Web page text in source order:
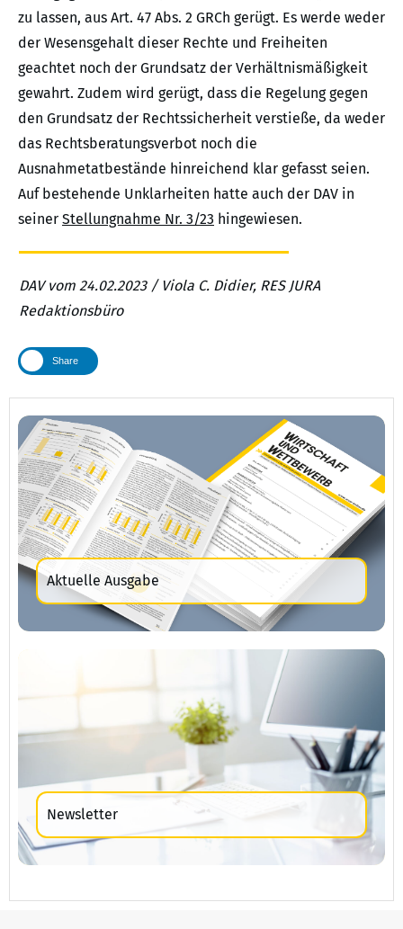
zu lassen, aus Art. 47 Abs. 2 GRCh gerügt. Es werde weder
der Wesensgehalt dieser Rechte und Freiheiten
geachtet noch der Grundsatz der Verhältnismäßigkeit
gewahrt. Zudem wird gerügt, dass die Regelung gegen
den Grundsatz der Rechtssicherheit verstieße, da weder
das Rechtsberatungsverbot noch die
Ausnahmetatbestände hinreichend klar gefasst seien.
Auf bestehende Unklarheiten hatte auch der DAV in
seiner Stellungnahme Nr. 3/23 hingewiesen.
DAV vom 24.02.2023 / Viola C. Didier, RES JURA
Redaktionsbüro
Share
Aktuelle Ausgabe
Newsletter